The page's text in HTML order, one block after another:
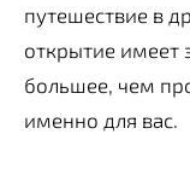
путешествие в
открытие имеет
большее, чем
именно для вас.